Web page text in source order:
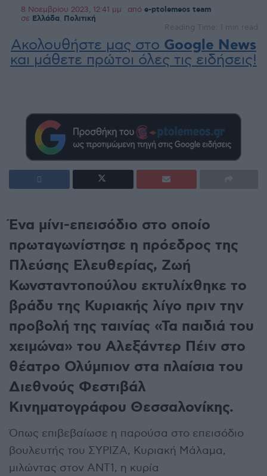
8 Νοεμβρίου 2023, 12:41 μμ από e-ptolemeos team
σε Ελλάδα Πολιτική
Reading Time: 1 min read
Ακολουθήστε μας στο Google News
και μάθετε πρώτοι όλες τις ειδήσεις!
Ένα μίνι-επεισόδιο στο οποίο
πρωταγωνίστησε η πρόεδρος της
Πλεύσης Ελευθερίας, Ζωή
Κωνσταντοπούλου εκτυλίχθηκε το
βράδυ της Κυριακής λίγο πριν την
προβολή της ταινίας «Τα παιδιά του
χειμώνα» του Αλεξάντερ Πέιν στο
θέατρο Ολύμπιον στα πλαίσια του
Διεθνούς Φεστιβάλ
Κινηματογράφου Θεσσαλονίκης.
Όπως επιβεβαίωσε η παρούσα στο επεισόδιο
βουλευτής του ΣΥΡΙΖΑ, Κυριακή Μάλαμα,
μιλώντας στον ΑΝΤ1, η κυρία